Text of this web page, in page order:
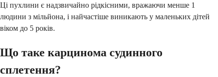
Ці пухлини є надзвичайно рідкісними, вражаючи менше 1
людини з мільйона, і найчастіше виникають у маленьких дітей
віком до 5 років.
Що таке карцинома судинного
сплетення?